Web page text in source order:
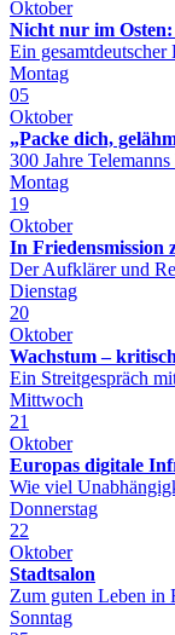
Oktober
Nicht nur im
Ein
Montag
05
Oktober
„Packe dich,
300 Jahre
Montag
19
Oktober
In Friedensmission
Der Aufklärer und
Dienstag
20
Oktober
Wachstum –
Ein Streitgespräch
Mittwoch
21
Oktober
Europas digitale
Wie viel
Donnerstag
22
Oktober
Stadtsalon
Zum guten Leben in
Sonntag